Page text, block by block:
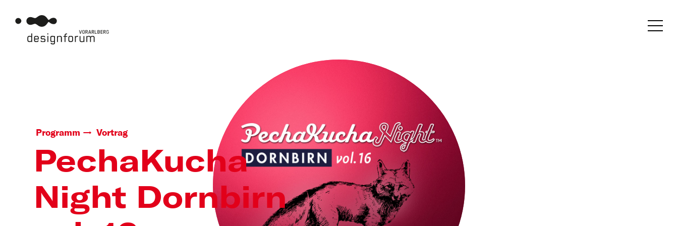
Programm Vortrag
PechaKucha
Night Dornbirn